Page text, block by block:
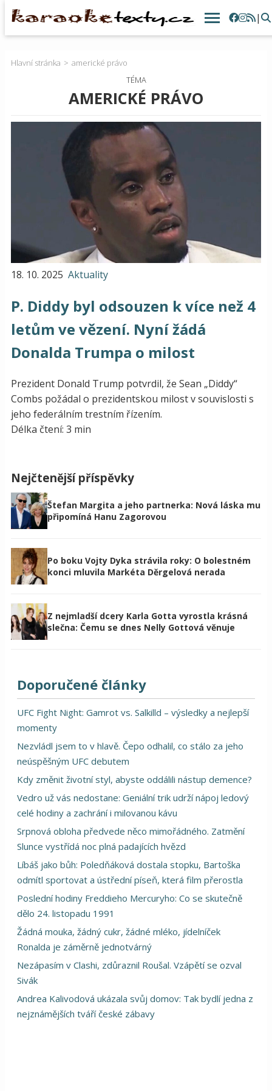
|
Hlavní stránka
americké právo
TÉMA
AMERICKÉ PRÁVO
18. 10. 2025 Aktuality
P. Diddy byl odsouzen k více než 4
letům ve vězení. Nyní žádá
Donalda Trumpa o milost
Prezident Donald Trump potvrdil, že Sean „Diddy“
Combs požádal o prezidentskou milost v souvislosti s
jeho federálním trestním řízením.
Délka čtení: 3 min
Nejčtenější příspěvky
Štefan Margita a jeho partnerka: Nová láska mu
připomíná Hanu Zagorovou
Po boku Vojty Dyka strávila roky: O bolestném
konci mluvila Markéta Děrgelová nerada
Z nejmladší dcery Karla Gotta vyrostla krásná
slečna: Čemu se dnes Nelly Gottová věnuje
Doporučené články
UFC Fight Night: Gamrot vs. Salkilld – výsledky a nejlepší
momenty
Nezvládl jsem to v hlavě. Čepo odhalil, co stálo za jeho
neúspěšným UFC debutem
Kdy změnit životní styl, abyste oddálili nástup demence?
Vedro už vás nedostane: Geniální trik udrží nápoj ledový
celé hodiny a zachrání i milovanou kávu
Srpnová obloha předvede něco mimořádného. Zatmění
Slunce vystřídá noc plná padajících hvězd
Líbáš jako bůh: Poledňáková dostala stopku, Bartoška
odmítl sportovat a ústřední píseň, která film přerostla
Poslední hodiny Freddieho Mercuryho: Co se skutečně
dělo 24. listopadu 1991
Žádná mouka, žádný cukr, žádné mléko, jídelníček
Ronalda je záměrně jednotvárný
Nezápasím v Clashi, zdůraznil Roušal. Vzápětí se ozval
Sivák
Andrea Kalivodová ukázala svůj domov: Tak bydlí jedna z
nejznámějších tváří české zábavy